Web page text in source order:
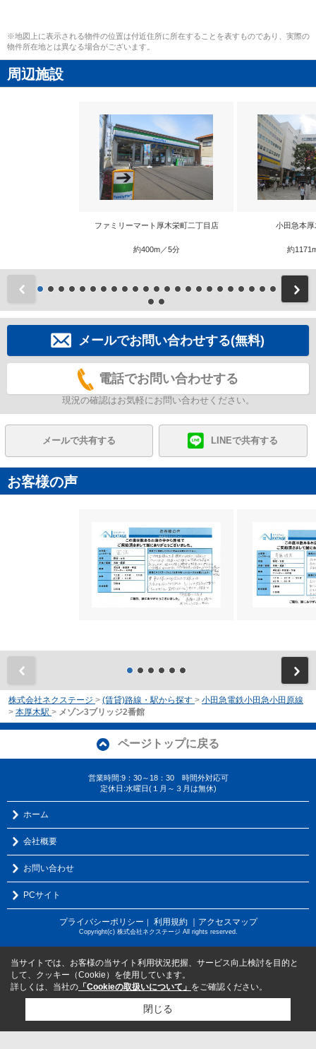
※地図上に表示される物件の位置は付近住所に所在することを表すものであり、実際の
物件所在地とは異なる場合がございます。
周辺施設
ファミリーマート厚木栄町二丁目店
約400m／5分
小田急本
約
前
メールでお問い合わせする(無料)
電話でお問い合わせする
現況の確認はお気軽にお問い合わせください。
メールで共有する LINEで共有する
お客様の声
株式会社ネクステージ > (賃貸)路線・駅から探す > 小田急電鉄小田急小田原線
> 本厚木駅 > メゾン3ブリッジ2番館
ページトップに戻る
営業時間:9：30～18：30 時間外対応可
定休日:水曜日(１月～３月は無休)
ホーム
会社概要
お問い合わせ
PCサイト
プライバシーポリシー ｜ 利用規約 ｜アクセスマップ
Copyright(c) 株式会社ネクステージ All rights reserved.
当サイトでは、お客様の当サイト利用状況把握、サービス向上検討を目的と
して、クッキー（Cookie）を使用しています。
詳しくは、当社の 「Cookieの取扱いについて」 をご確認ください。
閉じる